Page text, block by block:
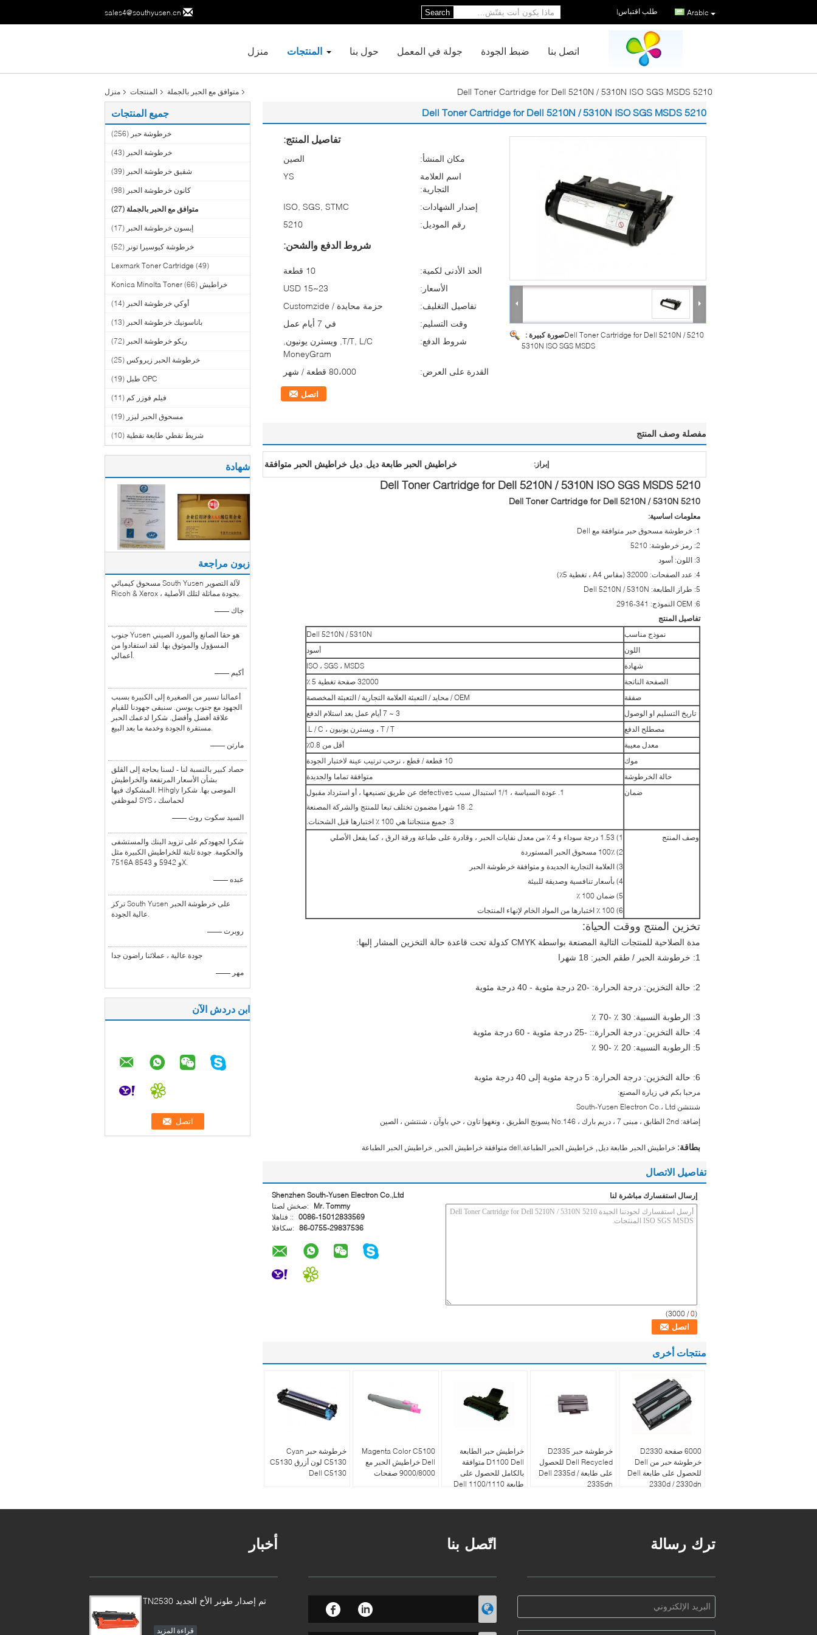
sales4@southyusen.cn Arabic طلب اقتباس|
Search
منزل المنتجات حول بنا جولة في المعمل ضبط الجودة اتصل بنا
منزل المنتجات متوافق مع الحبر بالجملة 5210 Dell Toner Cartridge for Dell 5210N / 5310N ISO SGS MSDS
جميع المنتجات
خرطوشة حبر (256)
خرطوشة الحبر (43)
شقيق خرطوشة الحبر (39)
كانون خرطوشة الحبر (98)
متوافق مع الحبر بالجملة (27)
إبسون خرطوشة الحبر (17)
خرطوشة كيوسيرا تونر (52)
Lexmark Toner Cartridge (49)
خراطيش Konica Minolta Toner (66)
أوكي خرطوشة الحبر (14)
باناسونيك خرطوشة الحبر (13)
ريكو خرطوشة الحبر (72)
خرطوشة الحبر زيروكس (25)
OPC طبل (19)
فيلم فوزر كم (11)
مسحوق الحبر ليزر (19)
شريط نقطي طابعة نقطية (10)
شهادة
زبون مراجعة
مسحوق كيميائي South Yusen لآلة التصوير
Ricoh & Xerox ، بجودة مماثلة لتلك الأصلية.
—— جاك
جنوب Yusen هو حقا الصانع والمورد الصيني
المسؤول والموثوق بها. لقد استفادوا من
أعمالي.
—— أكيم
أعمالنا تسير من الصغيرة إلى الكبيرة بسبب
الجهود مع جنوب يوسن. سنبقى جهودنا للقيام
علاقة أفضل وأفضل. شكرا لدعمك الحبر
مستقرة الجودة وخدمة ما بعد البيع.
—— مارتن
حصاد كبير بالنسبة لنا - لسنا بحاجة إلى القلق
بشأن الأسعار المرتفعة والخراطيش
المشكوك فيها. Hihgly الموصى بها. شكرا
لموظفي SYS ، لحماسك
—— السيد سكوت روث
شكرا لجهودكم على تزويد البنك والمستشفى
والحكومة. جودة ثابتة للخراطيش الكبيرة مثل
7516A و 5942 و 8543X.
—— عبده
تركز South Yusen على خرطوشة الحبر
عالية الجودة.
—— روبرت
جودة عالية ، عملائنا راضون جدا
—— مهر
ابن دردش الآن
5210 Dell Toner Cartridge for Dell 5210N / 5310N ISO SGS MSDS
صورة كبيرة :5210 Dell Toner Cartridge for Dell 5210N /
5310N ISO SGS MSDS
تفاصيل المنتج:
مكان المنشأ:
الصين
اسم العلامة
التجارية:
YS
إصدار الشهادات:
ISO, SGS, STMC
رقم الموديل:
5210
شروط الدفع والشحن:
الحد الأدنى لكمية:
10 قطعة
الأسعار:
USD 15~23
تفاصيل التغليف:
حزمة محايدة / Customzide
وقت التسليم:
في 7 أيام عمل
شروط الدفع:
T/T, L/C, ويسترن يونيون,
MoneyGram
القدرة على العرض:
80،000 قطعة / شهر
اتصل
مفصلة وصف المنتج
إبراز: خراطيش الحبر طابعة ديل, ديل خراطيش الحبر متوافقة
5210 Dell Toner Cartridge for Dell 5210N / 5310N ISO SGS MSDS
5210 Dell Toner Cartridge for Dell 5210N / 5310N
معلومات اساسية:
1: خرطوشة مسحوق حبر متوافقة مع Dell
2: رمز خرطوشة: 5210
3: اللون: أسود
4: عدد الصفحات: 32000 (مقاس A4 ، تغطية 5٪)
5: طراز الطابعة: Dell 5210N / 5310N
6: OEM النموذج: 341-2916
تفاصيل المنتج
نموذج مناسب
Dell 5210N / 5310N
اللون
أسود
شهادة
ISO ، SGS ، MSDS
الصفحة الناتجة
32000 صفحة تغطية 5 ٪
صفقة
OEM / محايد / التعبئة العلامة التجارية / التعبئة المخصصة
تاريخ التسليم او الوصول
3 ~ 7 أيام عمل بعد استلام الدفع
مصطلح الدفع
T / T ، ويسترن يونيون ، L / C.
معدل معيبة
أقل من 0.8٪
موك
10 قطعة / قطع ، نرحب ترتيب عينة لاختبار الجودة
حالة الخرطوشة
متوافقة تماما والجديدة
ضمان
1. عودة السياسة ، 1/1 استبدال سبب defectives عن طريق تصنيعها ، أو استرداد مقبول
2. 18 شهرا مضمون تختلف تبعا للمنتج والشركة المصنعة
3. جميع منتجاتنا هي 100 ٪ اختبارها قبل الشحنات.
وصف المنتج
1) 1.53 درجة سوداء و 4 ٪ من معدل نفايات الحبر ، وقادرة على طباعة ورقة الرق ، كما يفعل الأصلي
2) 100٪ مسحوق الحبر المستوردة
3) العلامة التجارية الجديدة و متوافقة خرطوشة الحبر
4) بأسعار تنافسية وصديقة للبيئة
5) ضمان 100 ٪
6) 100 ٪ اختبارها من المواد الخام لإنهاء المنتجات
تخزين المنتج ووقت الحياة:
مدة الصلاحية للمنتجات التالية المصنعة بواسطة CMYK كدولة تحت قاعدة حالة التخزين المشار إليها:
1: خرطوشة الحبر / طقم الحبر: 18 شهرا
2: حالة التخزين: درجة الحرارة: -20 درجة مئوية - 40 درجة مئوية
3: الرطوبة النسبية: 30 ٪ -70 ٪
4: حالة التخزين: درجة الحرارة:: -25 درجة مئوية - 60 درجة مئوية
5: الرطوبة النسبية: 20 ٪ -90 ٪
6: حالة التخزين: درجة الحرارة: 5 درجة مئوية إلى 40 درجة مئوية
مرحبا بكم في زيارة المصنع:
شنتشن South-Yusen Electron Co.، Ltd
إضافة: 2nd الطابق ، مبنى 7 ، دريم بارك ، No.146 يسونج الطريق ، ونغهوا تاون ، حي باوآن ، شنتشن ، الصين
بطاقة: خراطيش الحبر طابعة ديل خراطيش الحبر الطباعة,dell متوافقة خراطيش الحبر خراطيش الحبر الطباعة
تفاصيل الاتصال
Shenzhen South-Yusen Electron Co.,Ltd
اتصل شخص:
Mr. Tommy
الهاتف :: 0086-15012833569
الفاكس: 86-0755-29837536
إرسال استفسارك مباشرة لنا
(
0
/ 3000)
منتجات أخرى
خرطوشة حبر Cyan
C5130 لون أزرق C5130
Dell C5130
Magenta Color C5100
Dell خراطيش الحبر مع
9000/8000 صفحات
خراطيش حبر الطابعة
D1100 Dell متوافقة
بالكامل للحصول على
طابعة Dell 1100/1110
خرطوشة حبر D2335
Dell Recycled للحصول
على طابعة Dell 2335d /
2335dn
6000 صفحة D2330
خرطوشة حبر من Dell
للحصول على طابعة Dell
2330d / 2330dn
أخبار
تم إصدار طونر الأخ الجديد TN2530
قراءة المزيد
اتّصل بنا ترك رسالة